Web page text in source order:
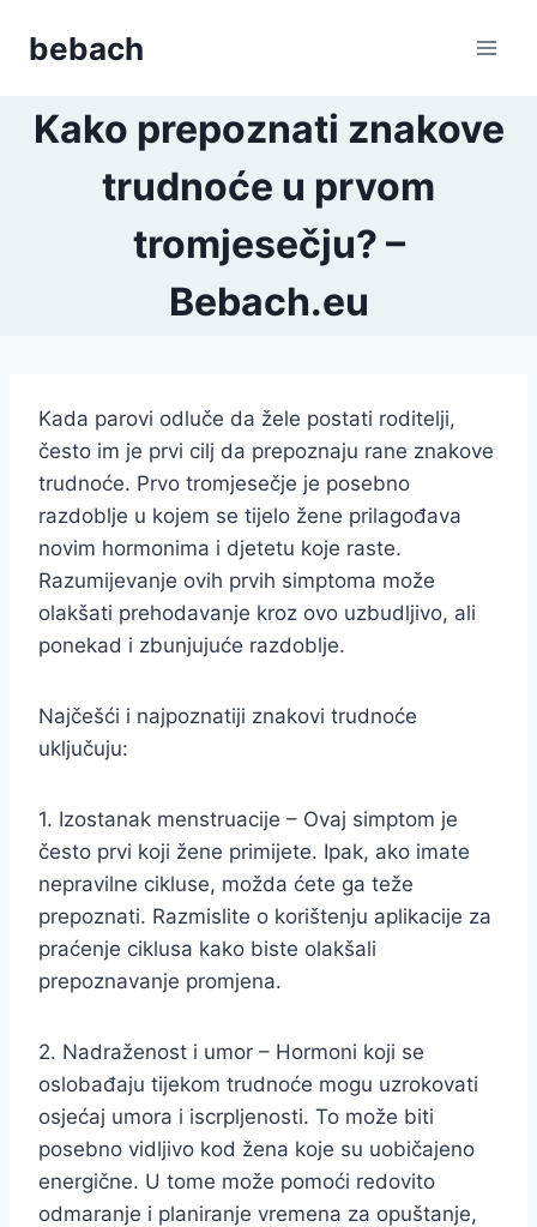
bebach
Kako prepoznati znakove
trudnoće u prvom
tromjesečju? –
Bebach.eu
Kada parovi odluče da žele postati roditelji,
često im je prvi cilj da prepoznaju rane znakove
trudnoće. Prvo tromjesečje je posebno
razdoblje u kojem se tijelo žene prilagođava
novim hormonima i djetetu koje raste.
Razumijevanje ovih prvih simptoma može
olakšati prehodavanje kroz ovo uzbudljivo, ali
ponekad i zbunjujuće razdoblje.
Najčešći i najpoznatiji znakovi trudnoće
uključuju:
1. Izostanak menstruacije – Ovaj simptom je
često prvi koji žene primijete. Ipak, ako imate
nepravilne cikluse, možda ćete ga teže
prepoznati. Razmislite o korištenju aplikacije za
praćenje ciklusa kako biste olakšali
prepoznavanje promjena.
2. Nadraženost i umor – Hormoni koji se
oslobađaju tijekom trudnoće mogu uzrokovati
osjećaj umora i iscrpljenosti. To može biti
posebno vidljivo kod žena koje su uobičajeno
energične. U tome može pomoći redovito
odmaranje i planiranje vremena za opuštanje,